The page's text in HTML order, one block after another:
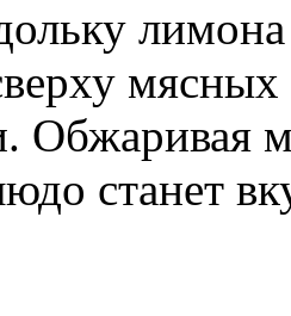
Обжаривая
станет